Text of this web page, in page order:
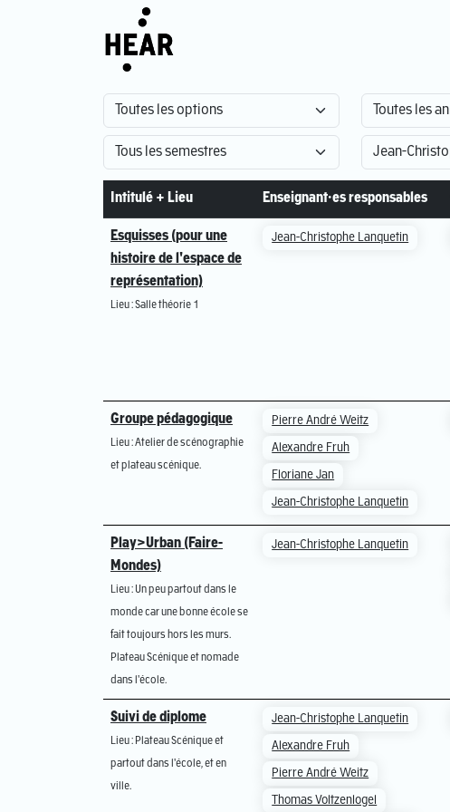
Intitulé + Lieu Enseignant·es responsables
Esquisses (pour une
histoire de l'espace de
représentation)
Lieu : Salle théorie 1
Jean-Christophe Lanquetin
Groupe pédagogique
Lieu : Atelier de scénographie
et plateau scénique.
Pierre André Weitz
Alexandre Fruh
Floriane Jan
Jean-Christophe Lanquetin
Play>Urban (Faire-
Mondes)
Lieu : Un peu partout dans le
monde car une bonne école se
fait toujours hors les murs.
Plateau Scénique et nomade
dans l'école.
Jean-Christophe Lanquetin
Suivi de diplome
Lieu : Plateau Scénique et
partout dans l'école, et en
ville.
Jean-Christophe Lanquetin
Alexandre Fruh
Pierre André Weitz
Thomas Voltzenlogel